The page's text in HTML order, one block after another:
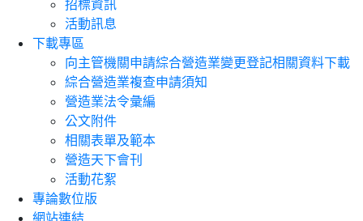
招標資訊
活動訊息
下載專區
向主管機關申請綜合營造業變更登記相關資料下載
綜合營造業複查申請須知
營造業法令彙編
公文附件
相關表單及範本
營造天下會刊
活動花絮
專論數位版
網站連結